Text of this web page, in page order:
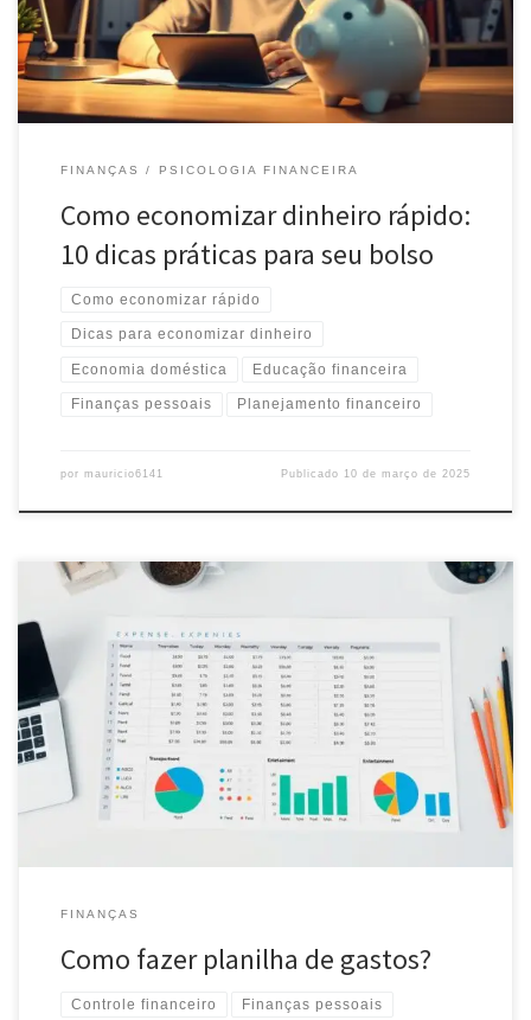
FINANÇAS PSICOLOGIA FINANCEIRA
Como economizar dinheiro rápido:
10 dicas práticas para seu bolso
Como economizar rápido
Dicas para economizar dinheiro
Economia doméstica Educação financeira
Finanças pessoais Planejamento financeiro
por mauricio6141 Publicado 10 de março de 2025
Aprenda a criar uma planilha de gastos eficiente para controlar
suas finanças pessoais. Dicas práticas para organizar despesas e
economizar dinheiro.
FINANÇAS
Como fazer planilha de gastos?
Controle financeiro Finanças pessoais